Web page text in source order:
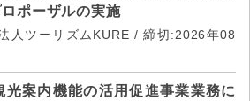
ポーザルの実施
人ツーリズムKURE / 締切:2026年08
光案内機能の活用促進事業業務に